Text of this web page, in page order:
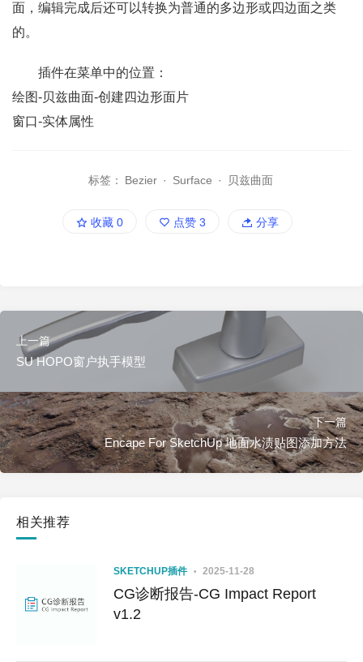
面，编辑完成后还可以转换为普通的多边形或四边面之类
的。
插件在菜单中的位置：
绘图-贝兹曲面-创建四边形面片
窗口-实体属性
标签： Bezier · Surface · 贝兹曲面
收藏 0 点赞 3 分享
上一篇
SU HOPO窗户执手模型
下一篇
Encape For SketchUp 地面水渍贴图添加方法
相关推荐
SKETCHUP插件 2025-11-28
CG诊断报告-CG Impact Report
v1.2